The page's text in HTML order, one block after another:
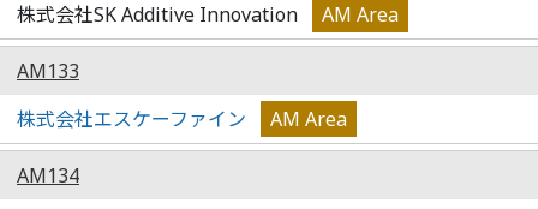
株式会社SK Additive Innovation
AM Area
AM133
株式会社エスケーファイン
AM Area
AM134